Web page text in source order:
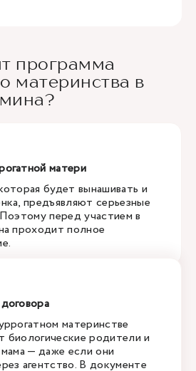
программа
материнства в
матери
будет вынашивать и
предъявляют серьезные
перед участием в
проходит полное
материнстве
биологические родители и
— даже если они
агентство. В документе